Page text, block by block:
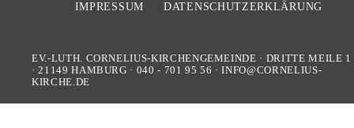
IMPRESSUM DATENSCHUTZERKLÄRUNG
EV.-LUTH. CORNELIUS-KIRCHENGEMEINDE · DRITTE MEILE 1
·21149 HAMBURG · 040 - 701 95 56 ·INFO@CORNELIUS-
KIRCHE.DE